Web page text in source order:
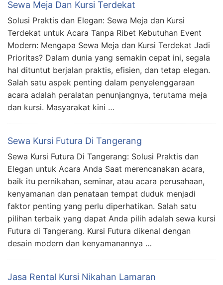
Sewa Meja Dan Kursi Terdekat
Solusi Praktis dan Elegan: Sewa Meja dan Kursi
Terdekat untuk Acara Tanpa Ribet Kebutuhan Event
Modern: Mengapa Sewa Meja dan Kursi Terdekat Jadi
Prioritas? Dalam dunia yang semakin cepat ini, segala
hal dituntut berjalan praktis, efisien, dan tetap elegan.
Salah satu aspek penting dalam penyelenggaraan
acara adalah peralatan penunjangnya, terutama meja
dan kursi. Masyarakat kini …
Sewa Kursi Futura Di Tangerang
Sewa Kursi Futura Di Tangerang: Solusi Praktis dan
Elegan untuk Acara Anda Saat merencanakan acara,
baik itu pernikahan, seminar, atau acara perusahaan,
kenyamanan dan penataan tempat duduk menjadi
faktor penting yang perlu diperhatikan. Salah satu
pilihan terbaik yang dapat Anda pilih adalah sewa kursi
Futura di Tangerang. Kursi Futura dikenal dengan
desain modern dan kenyamanannya …
Jasa Rental Kursi Nikahan Lamaran